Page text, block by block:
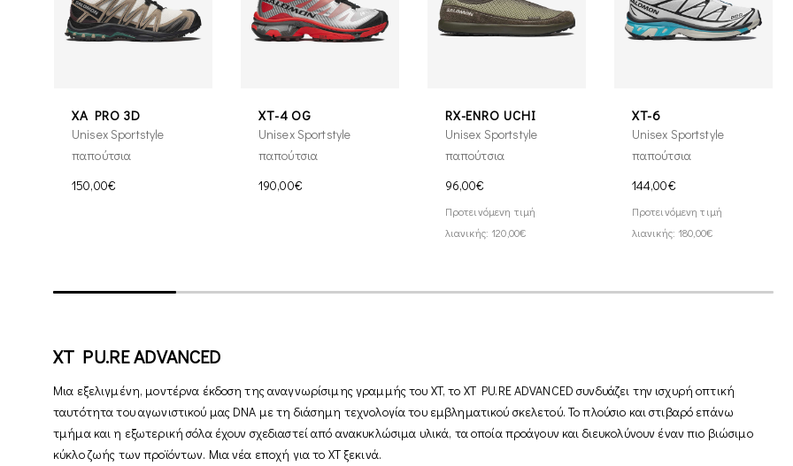
XA PRO 3D
Unisex Sportstyle
παπούτσια
150,00€
XT-4 OG
Unisex Sportstyle
παπούτσια
190,00€
RX-ENRO UCHI
Unisex Sportstyle
παπούτσια
96,00€
Προτεινόμενη τιμή
λιανικής: 120,00€
XT-6
Unisex Sportstyle
παπούτσια
144,00€
Προτεινόμενη τιμή
λιανικής: 180,00€
XT PU.RE ADVANCED
Μια εξελιγμένη, μοντέρνα έκδοση της αναγνωρίσιμης γραμμής του XT, το XT PU.RE ADVANCED συνδυάζει την ισχυρή οπτική
ταυτότητα του αγωνιστικού μας DNA με τη διάσημη τεχνολογία του εμβληματικού σκελετού. Το πλούσιο και στιβαρό επάνω
τμήμα και η εξωτερική σόλα έχουν σχεδιαστεί από ανακυκλώσιμα υλικά, τα οποία προάγουν και διευκολύνουν έναν πιο βιώσιμο
κύκλο ζωής των προϊόντων. Μια νέα εποχή για το XT ξεκινά.